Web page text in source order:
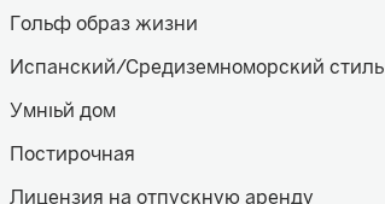
Гольф образ жизни
Испанский/Средиземноморский стиль
Умный дом
Постирочная
Лицензия на отпускную аренду